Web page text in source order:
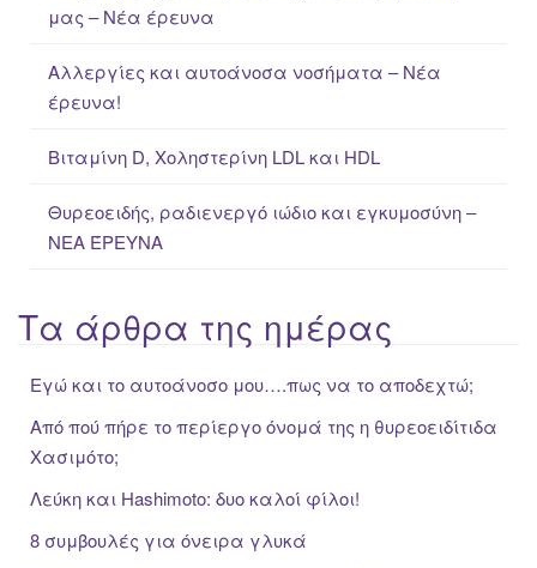
μας – Νέα έρευνα
Αλλεργίες και αυτοάνοσα νοσήματα – Νέα
έρευνα!
Βιταμίνη D, Χοληστερίνη LDL και HDL
Θυρεοειδής, ραδιενεργό ιώδιο και εγκυμοσύνη –
ΝΕΑ ΈΡΕΥΝΑ
Τα άρθρα της ημέρας
Εγώ και το αυτοάνοσο μου….πως να το αποδεχτώ;
Από πού πήρε το περίεργο όνομά της η θυρεοειδίτιδα
Χασιμότο;
Λεύκη και Hashimoto: δυο καλοί φίλοι!
8 συμβουλές για όνειρα γλυκά